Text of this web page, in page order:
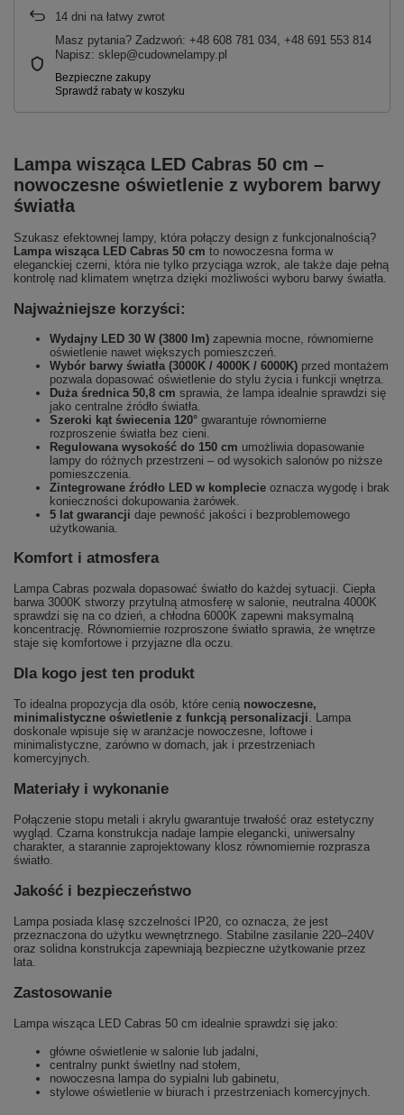
14 dni na łatwy zwrot
Masz pytania? Zadzwoń: +48 608 781 034, +48 691 553 814
Napisz: sklep@cudownelampy.pl
Lampa wisząca LED Cabras 50 cm –
nowoczesne oświetlenie z wyborem barwy
światła
Szukasz efektownej lampy, która połączy design z funkcjonalnością?
Lampa wisząca LED Cabras 50 cm to nowoczesna forma w
eleganckiej czerni, która nie tylko przyciąga wzrok, ale także daje pełną
kontrolę nad klimatem wnętrza dzięki możliwości wyboru barwy światła.
Najważniejsze korzyści:
Wydajny LED 30 W (3800 lm) zapewnia mocne, równomierne
oświetlenie nawet większych pomieszczeń.
Wybór barwy światła (3000K / 4000K / 6000K) przed montażem
pozwala dopasować oświetlenie do stylu życia i funkcji wnętrza.
Duża średnica 50,8 cm sprawia, że lampa idealnie sprawdzi się
jako centralne źródło światła.
Szeroki kąt świecenia 120° gwarantuje równomierne
rozproszenie światła bez cieni.
Regulowana wysokość do 150 cm umożliwia dopasowanie
lampy do różnych przestrzeni – od wysokich salonów po niższe
pomieszczenia.
Zintegrowane źródło LED w komplecie oznacza wygodę i brak
konieczności dokupowania żarówek.
5 lat gwarancji daje pewność jakości i bezproblemowego
użytkowania.
Komfort i atmosfera
Lampa Cabras pozwala dopasować światło do każdej sytuacji. Ciepła
barwa 3000K stworzy przytulną atmosferę w salonie, neutralna 4000K
sprawdzi się na co dzień, a chłodna 6000K zapewni maksymalną
koncentrację. Równomiernie rozproszone światło sprawia, że wnętrze
staje się komfortowe i przyjazne dla oczu.
Dla kogo jest ten produkt
To idealna propozycja dla osób, które cenią nowoczesne,
minimalistyczne oświetlenie z funkcją personalizacji. Lampa
doskonale wpisuje się w aranżacje nowoczesne, loftowe i
minimalistyczne, zarówno w domach, jak i przestrzeniach
komercyjnych.
Materiały i wykonanie
Połączenie stopu metali i akrylu gwarantuje trwałość oraz estetyczny
wygląd. Czarna konstrukcja nadaje lampie elegancki, uniwersalny
charakter, a starannie zaprojektowany klosz równomiernie rozprasza
światło.
Jakość i bezpieczeństwo
Lampa posiada klasę szczelności IP20, co oznacza, że jest
przeznaczona do użytku wewnętrznego. Stabilne zasilanie 220–240V
oraz solidna konstrukcja zapewniają bezpieczne użytkowanie przez
lata.
Zastosowanie
Lampa wisząca LED Cabras 50 cm idealnie sprawdzi się jako:
główne oświetlenie w salonie lub jadalni,
centralny punkt świetlny nad stołem,
nowoczesna lampa do sypialni lub gabinetu,
stylowe oświetlenie w biurach i przestrzeniach komercyjnych.